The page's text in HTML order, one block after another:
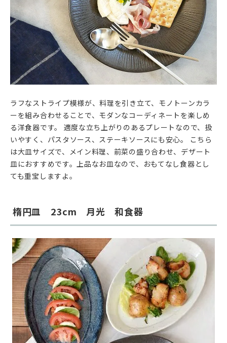
ラフなストライプ模様が、料理を引き立て、モノトーンカラ
ーを組み合わせることで、モダンなコーディネートを楽しめ
る洋食器です。 適度な立ち上がりのあるプレートなので、扱
いやすく、パスタソース、ステーキソースにも安心。 こちら
は大皿サイズで、メイン料理、前菜の盛り合わせ、デザート
皿におすすめです。上品なお皿なので、おもてなし食器とし
ても重宝しますよ。
楕円皿 23cm 月光 和食器